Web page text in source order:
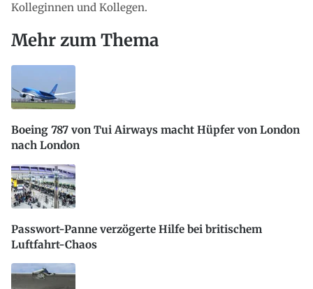
Kolleginnen und Kollegen.
Mehr zum Thema
Boeing 787 von Tui Airways macht Hüpfer von London
nach London
Passwort-Panne verzögerte Hilfe bei britischem
Luftfahrt-Chaos